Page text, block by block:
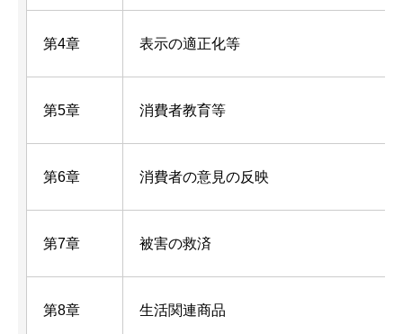
第4章 表示の適正化等
第5章 消費者教育等
第6章 消費者の意見の反映
第7章 被害の救済
第8章 生活関連商品